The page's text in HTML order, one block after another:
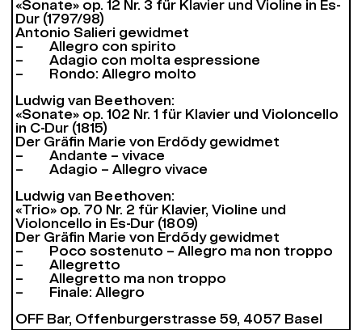
«Sonate» op. 12 Nr. 3 für Klavier und Violine in Es-
Dur (1797/98)
Antonio Salieri gewidmet
– Allegro con spirito
– Adagio con molta espressione
– Rondo: Allegro molto
Ludwig van Beethoven:
«Sonate» op. 102 Nr. 1 für Klavier und Violoncello
in C-Dur (1815)
Der Gräfin Marie von Erdődy gewidmet
– Andante – vivace
– Adagio – Allegro vivace
Ludwig van Beethoven:
«Trio» op. 70 Nr. 2 für Klavier, Violine und
Violoncello in Es-Dur (1809)
Der Gräfin Marie von Erdődy gewidmet
– Poco sostenuto – Allegro ma non troppo
– Allegretto
– Allegretto ma non troppo
– Finale: Allegro
OFF Bar, Offenburgerstrasse 59, 4057 Basel